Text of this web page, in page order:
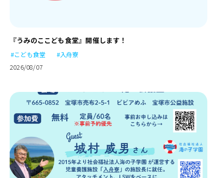
『うみのここども食堂』開催します！
#こども食堂
#入舟寮
2026/08/07